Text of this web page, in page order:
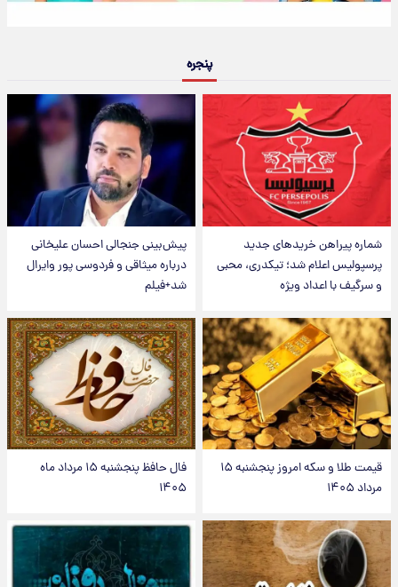
پنجره
شماره پیراهن خریدهای جدید
پرسپولیس اعلام شد؛ تیکدری، محبی
و سرگیف با اعداد ویژه
پیش‌بینی جنجالی احسان علیخانی
درباره میثاقی و فردوسی پور وایرال
شد+فیلم
قیمت طلا و سکه امروز پنجشنبه ۱۵
مرداد ۱۴۰۵
فال حافظ پنجشنبه ۱۵ مرداد ماه
۱۴۰۵